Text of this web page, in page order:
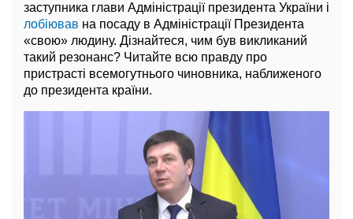
заступника глави Адміністрації президента України і
лобіював на посаду в Адміністрації Президента
«свою» людину. Дізнайтеся, чим був викликаний
такий резонанс? Читайте всю правду про
пристрасті всемогутнього чиновника, наближеного
до президента країни.